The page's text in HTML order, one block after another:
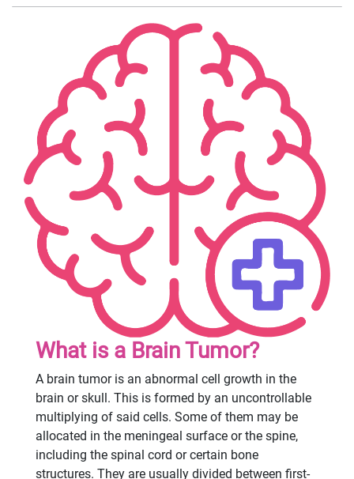
What is a Brain Tumor?
A brain tumor is an abnormal cell growth in the
brain or skull. This is formed by an uncontrollable
multiplying of said cells. Some of them may be
allocated in the meningeal surface or the spine,
including the spinal cord or certain bone
structures. They are usually divided between first-